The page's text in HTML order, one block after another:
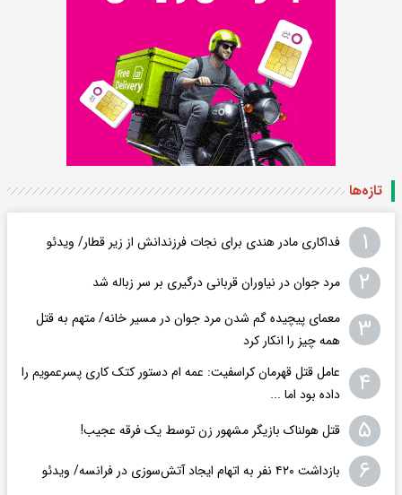
تازه‌ها
۱ فداکاری مادر هندی برای نجات فرزندانش از زیر قطار/ ویدئو
۲ مرد جوان در نیاوران قربانی درگیری بر سر زباله شد
۳
معمای پیچیده گم شدن مرد جوان در مسیر خانه/ متهم به قتل
همه چیز را انکار کرد
۴
عامل قتل قهرمان کراسفیت: عمه ام دستور کتک کاری پسرعمویم را
داده بود اما ...
۵ قتل هولناک بازیگر مشهور زن توسط یک فرقه عجیب!
۶ بازداشت ۴۲۰ نفر به اتهام ایجاد آتش‌سوزی‌ در فرانسه/ ویدئو